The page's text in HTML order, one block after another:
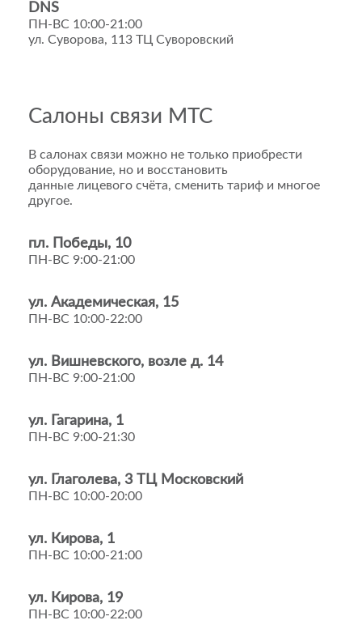
DNS
ПН-ВС 10:00-21:00
ул. Суворова, 113 ТЦ Суворовский
Салоны связи МТС
В салонах связи можно не только приобрести
оборудование, но и восстановить
данные лицевого счёта, сменить тариф и многое
другое.
пл. Победы, 10
ПН-ВС 9:00-21:00
ул. Академическая, 15
ПН-ВС 10:00-22:00
ул. Вишневского, возле д. 14
ПН-ВС 9:00-21:00
ул. Гагарина, 1
ПН-ВС 9:00-21:30
ул. Глаголева, 3 ТЦ Московский
ПН-ВС 10:00-20:00
ул. Кирова, 1
ПН-ВС 10:00-21:00
ул. Кирова, 19
ПН-ВС 10:00-22:00